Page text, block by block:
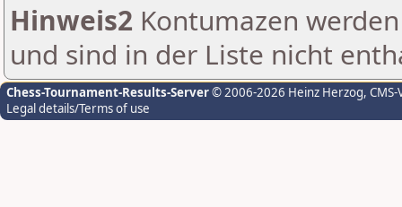
Hinweis2 Kontumazen
und sind in der Liste nicht
Chess-Tournament-Results-Server© 2006-2026 Heinz Herzog,
Legal details/Terms of use